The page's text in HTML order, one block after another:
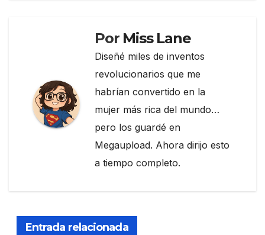
Por Miss Lane
Diseñé miles de inventos
revolucionarios que me
habrían convertido en la
mujer más rica del mundo…
pero los guardé en
Megaupload. Ahora dirijo esto
a tiempo completo.
Entrada relacionada